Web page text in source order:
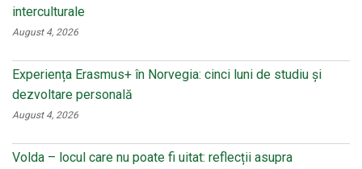
interculturale
August 4, 2026
Experiența Erasmus+ în Norvegia: cinci luni de studiu și
dezvoltare personală
August 4, 2026
Volda – locul care nu poate fi uitat: reflecții asupra